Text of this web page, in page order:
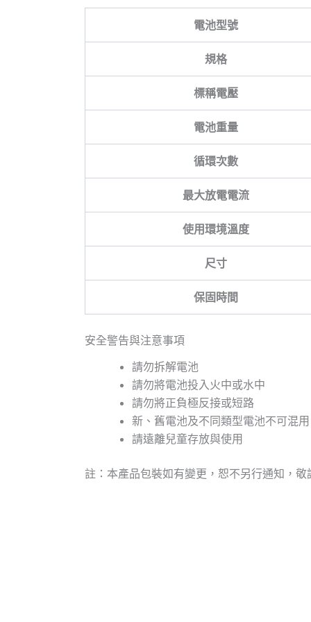
電池型號
規格
標稱電壓
電池重量
循環次數
最大放電電流
使用環境溫度
尺寸
保固時間
安全警告與注意事項
請勿拆解電池
請勿將電池投入火中或水中
請勿將正負極反接或短路
新、舊電池及不同類型電池不可混用
請遠離兒童存放與使用
註：本產品包裝如有變更，恕不另行通知，敬